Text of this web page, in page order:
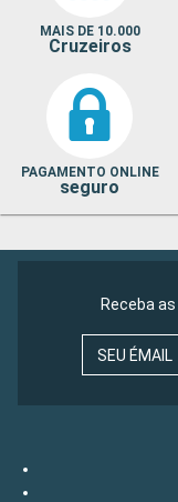
MAIS DE 10.000
Cruzeiros
PAGAMENTO ONLINE
seguro
Receba
SEU ÉMAIL